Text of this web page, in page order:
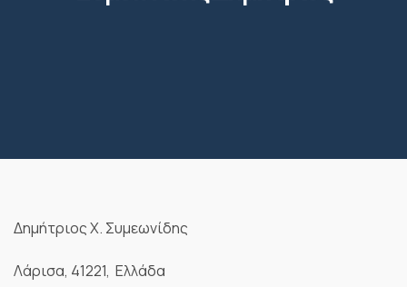
Δημήτριος Χ. Συμεωνίδης
Λάρισα, 41221, Ελλάδα